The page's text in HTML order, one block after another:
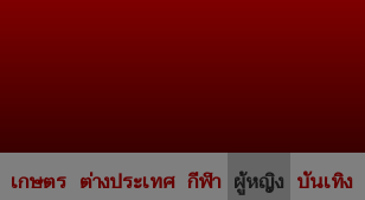
เกษตร ต่างประเทศ กีฬา ผู้หญิง บันเทิง